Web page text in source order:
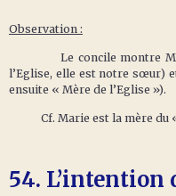
Observation :
Le concile montre Marie
l’Eglise, elle est notre sœur)
ensuite « Mère de l’Eglise »).
Cf. Marie est la mère du «
54. L’intention